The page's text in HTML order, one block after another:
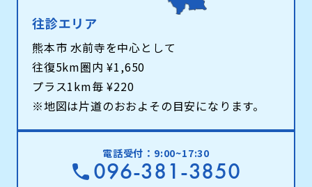
往診エリア
熊本市 水前寺を中心として
往復5km圏内 ¥1,650
プラス1km毎 ¥220
※地図は片道のおおよその目安になります。
電話受付：9:00~17:30
096-381-3850